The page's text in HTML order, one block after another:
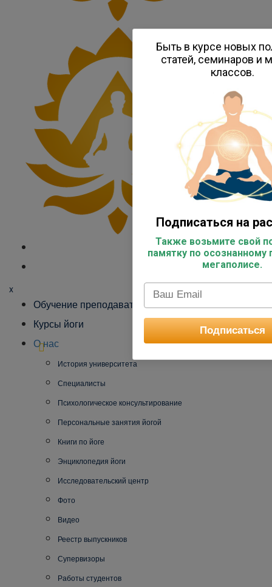
x
Обучение преподавателей йоги
Курсы йоги
О нас
История университета
Специалисты
Психологическое консультирование
Персональные занятия йогой
Книги по йоге
Энциклопедия йоги
Исследовательский центр
Фото
Видео
Реестр выпускников
Супервизоры
Работы студентов
Быть в курсе новых
статей, семинаров и
классов.
Подписаться на
Также возьмите свой
памятку по осознанному
мегаполисе.
Подписаться